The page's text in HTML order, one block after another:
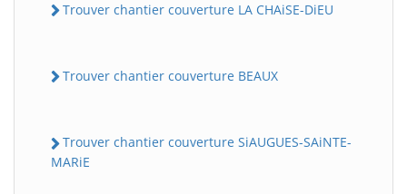
Trouver chantier couverture LA CHAiSE-DiEU
Trouver chantier couverture BEAUX
Trouver chantier couverture SiAUGUES-SAiNTE-
MARiE